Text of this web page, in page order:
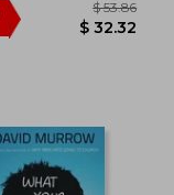
Knowing Jesus
(en Inglés)